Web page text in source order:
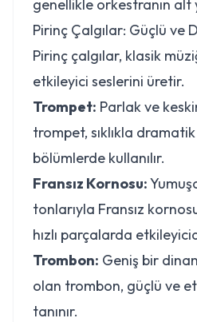
genellikle orkestranın alt
Pirinç Çalgılar: Güçlü ve
Pirinç çalgılar, klasik
etkileyici seslerini üretir.
Trompet: Parlak ve
trompet, sıklıkla
bölümlerde kullanılır.
Fransız Kornosu:
tonlarıyla Fransız
hızlı parçalarda
Trombon: Geniş bir
olan trombon, güçlü ve
tanınır.